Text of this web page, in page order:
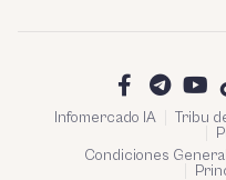
Infomercado IA Tribu
Condiciones